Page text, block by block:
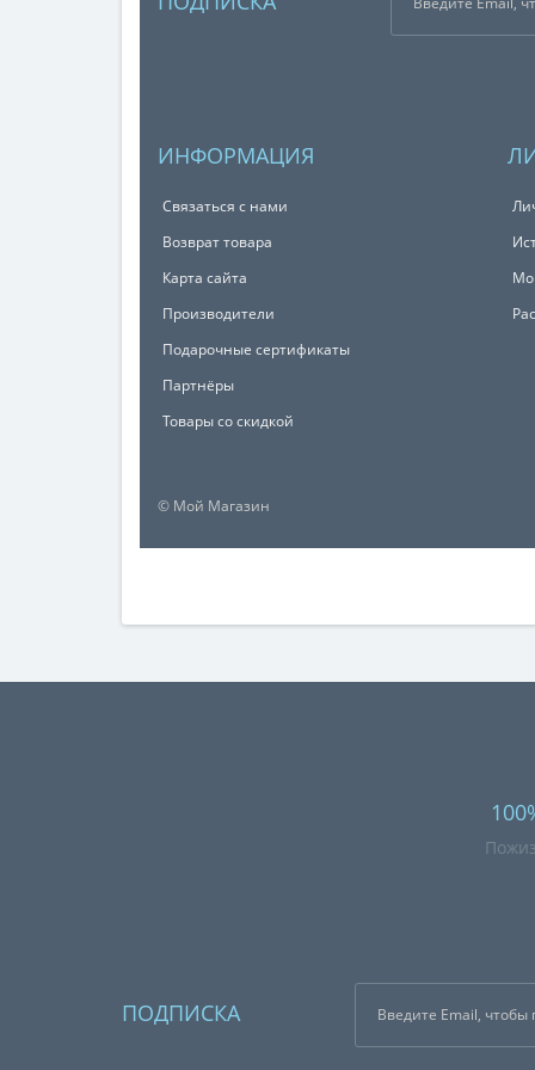
ИНФОРМАЦИЯ
Связаться с нами
Возврат товара
Карта сайта
Производители
Подарочные сертификаты
Партнёры
Товары со скидкой
© Мой Магазин
ПОДПИСКА